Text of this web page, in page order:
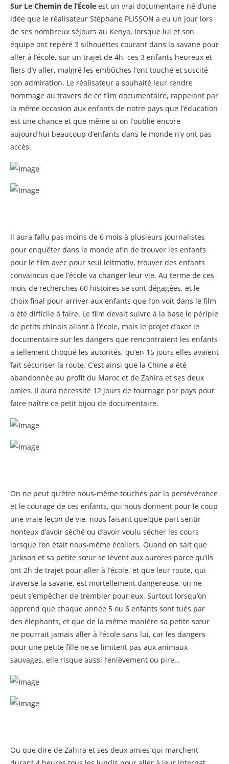
Sur Le Chemin de l’École est un vrai documentaire né d’une
idée que le réalisateur Stéphane PLISSON a eu un jour lors
de ses nombreux séjours au Kenya, lorsque lui et son
équipe ont repéré 3 silhouettes courant dans la savane pour
aller à l’école, sur un trajet de 4h, ces 3 enfants heureux et
fiers d’y aller, malgré les embûches l’ont touché et suscité
son admiration. Le réalisateur a souhaité leur rendre
hommage au travers de ce film documentaire, rappelant par
la même occasion aux enfants de notre pays que l’éducation
est une chance et que même si on l’oublie encore
aujourd’hui beaucoup d’enfants dans le monde n’y ont pas
accès.
Il aura fallu pas moins de 6 mois à plusieurs journalistes
pour enquêter dans le monde afin de trouver les enfants
pour le film avec pour seul leitmotiv, trouver des enfants
convaincus que l’école va changer leur vie. Au terme de ces
mois de recherches 60 histoires se sont dégagées, et le
choix final pour arriver aux enfants que l’on voit dans le film
a été difficile à faire. Le film devait suivre à la base le périple
de petits chinois allant à l’école, mais le projet d’axer le
documentaire sur les dangers que rencontraient les enfants
a tellement choqué les autorités, qu’en 15 jours elles avaient
fait sécuriser la route. C’est ainsi que la Chine a été
abandonnée au profit du Maroc et de Zahira et ses deux
amies. Il aura nécessité 12 jours de tournage par pays pour
faire naître ce petit bijou de documentaire.
On ne peut qu’être nous-même touchés par la persévérance
et le courage de ces enfants, qui nous donnent pour le coup
une vraie leçon de vie, nous faisant quelque part sentir
honteux d’avoir séché ou d’avoir voulu sécher les cours
lorsque l’on était nous-même écoliers. Quand on sait que
Jackson et sa petite sœur se lèvent aux aurores parce qu’ils
ont 2h de trajet pour aller à l’école, et que leur route, qui
traverse la savane, est mortellement dangereuse, on ne
peut s’empêcher de trembler pour eux. Surtout lorsqu’on
apprend que chaque année 5 ou 6 enfants sont tués par
des éléphants, et que de la même manière sa petite sœur
ne pourrait jamais aller à l’école sans lui, car les dangers
pour une petite fille ne se limitent pas aux animaux
sauvages, elle risque aussi l’enlèvement ou pire…
Ou que dire de Zahira et ses deux amies qui marchent